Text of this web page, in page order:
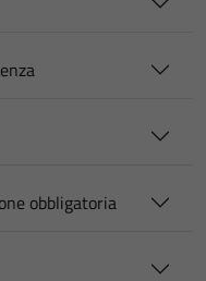
obbligatoria